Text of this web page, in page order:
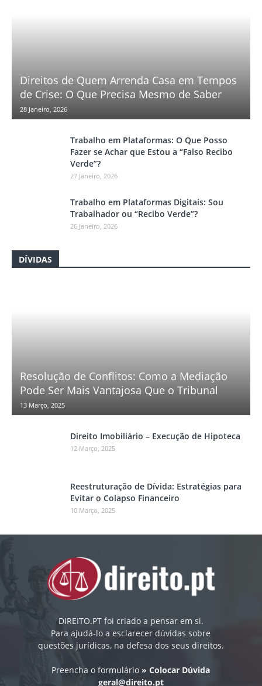
Direitos de Quem Arrenda Casa em Tempos
de Crise: O Que Precisa Mesmo de Saber
28 Janeiro, 2026
Trabalho em Plataformas: O Que Posso
Fazer se Achar que Estou a “Falso Recibo
Verde”?
27 Janeiro, 2026
Trabalho em Plataformas Digitais: Sou
Trabalhador ou “Recibo Verde”?
26 Janeiro, 2026
DÍVIDAS
Resolução de Conflitos: Como a Mediação
Pode Ser Mais Vantajosa Que o Tribunal
13 Março, 2025
Direito Imobiliário – Execução de Hipoteca
12 Março, 2025
Reestruturação de Dívida: Estratégias para
Evitar o Colapso Financeiro
10 Março, 2025
DIREITO.PT foi criado a pensar em si.
Para ajudá-lo a esclarecer dúvidas sobre
questões jurídicas, na defesa dos seus direitos.
Preencha o formulário » Colocar Dúvida
geral@direito.pt